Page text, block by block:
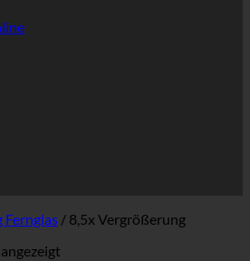
/ 8,5x Vergrößerung